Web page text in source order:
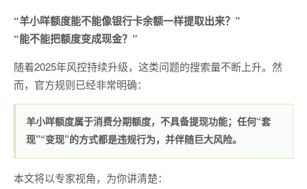
“羊小咩额度能不能像银行卡余额一样提取出来？”
“能不能把额度变成现金？”
随着2025年风控持续升级，这类问题的搜索量不断上升。然
而，官方规则已经非常明确：
羊小咩额度属于消费分期额度，不具备提现功能；任何“套
现”“变现”的方式都是违规行为，并伴随巨大风险。
本文将以专家视角，为你讲清楚：